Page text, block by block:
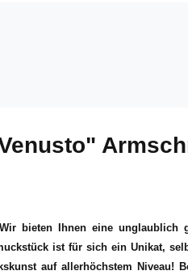
bieten Ihnen eine
ist für sich ein Unikat,
auf allerhöchstem Niveau!